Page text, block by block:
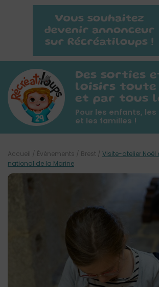
Des sorties
loisirs toute
et par tous
Pour les enfants, les
et les familles !
Accueil / Évènements / Brest / Visite-atelier Noël
national de la Marine